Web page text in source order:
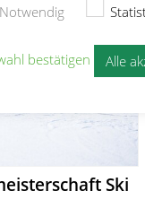
Notwendig
bestätigen Alle
Ski